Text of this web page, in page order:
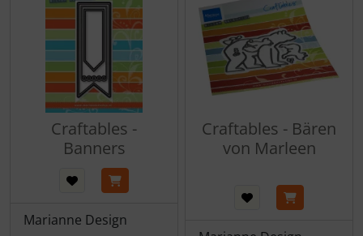
Craftables -
Banners
Marianne Design
Craftables - Bären
von Marleen